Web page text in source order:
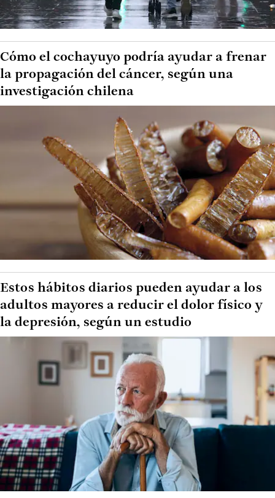
Cómo el cochayuyo podría ayudar a frenar
la propagación del cáncer, según una
investigación chilena
Estos hábitos diarios pueden ayudar a los
adultos mayores a reducir el dolor físico y
la depresión, según un estudio